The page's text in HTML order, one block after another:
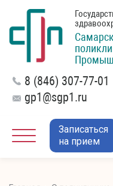
8 (846) 307-77-01
gp1@sgp1.ru
Записаться
на прием